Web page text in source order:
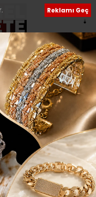
Reklamı Geç